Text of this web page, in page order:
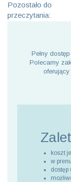
Pozostało do
przeczytania:
Pełny
Polecamy
koszt
w
dostęp